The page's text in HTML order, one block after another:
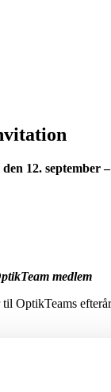
12. september
medlem
OptikTeams
— det handler
inspirerer